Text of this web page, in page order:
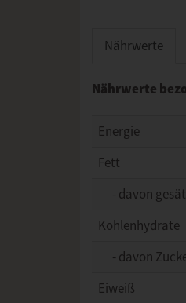
Nährwerte
Nährwerte
Energie
Fett
- davon
Kohlenhydrate
- davon
Eiweiß